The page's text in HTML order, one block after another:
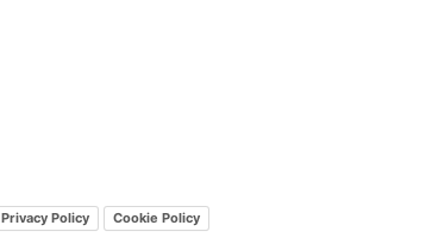
Privacy Policy Cookie Policy